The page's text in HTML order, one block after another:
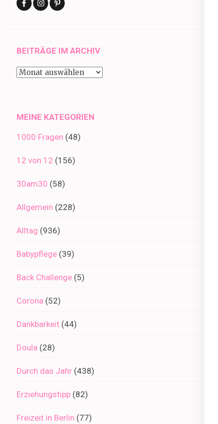
BEITRÄGE IM ARCHIV
Beiträge
MEINE KATEGORIEN
1000 Fragen (48)
12 von 12 (156)
30am30 (58)
Allgemein (228)
Alltag (936)
Babypflege (39)
Back Challenge (5)
Corona (52)
Dankbarkeit (44)
Doula (28)
Durch das Jahr (438)
Erziehungstipp (82)
Freizeit in Berlin (77)